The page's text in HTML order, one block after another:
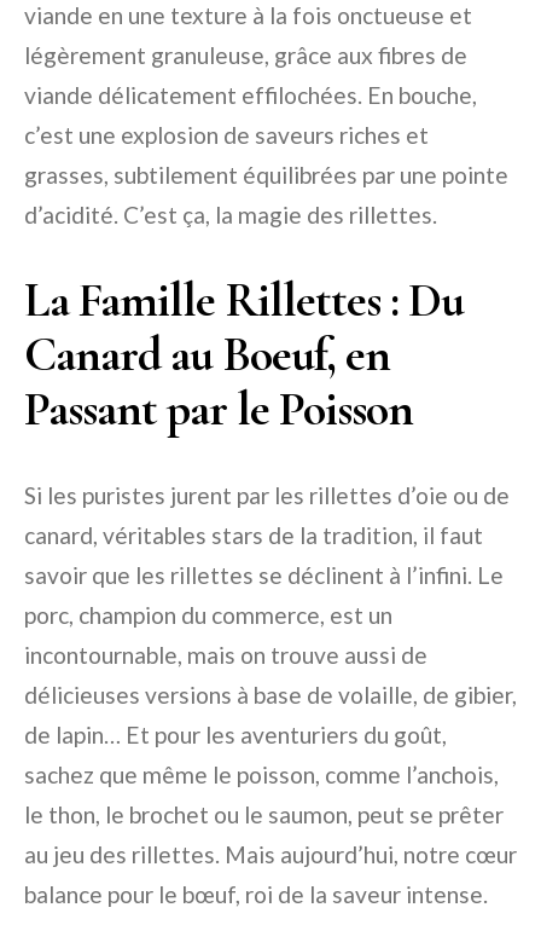
viande en une texture à la fois onctueuse et
légèrement granuleuse, grâce aux fibres de
viande délicatement effilochées. En bouche,
c’est une explosion de saveurs riches et
grasses, subtilement équilibrées par une pointe
d’acidité. C’est ça, la magie des rillettes.
La Famille Rillettes : Du
Canard au Boeuf, en
Passant par le Poisson
Si les puristes jurent par les rillettes d’oie ou de
canard, véritables stars de la tradition, il faut
savoir que les rillettes se déclinent à l’infini. Le
porc, champion du commerce, est un
incontournable, mais on trouve aussi de
délicieuses versions à base de volaille, de gibier,
de lapin… Et pour les aventuriers du goût,
sachez que même le poisson, comme l’anchois,
le thon, le brochet ou le saumon, peut se prêter
au jeu des rillettes. Mais aujourd’hui, notre cœur
balance pour le bœuf, roi de la saveur intense.